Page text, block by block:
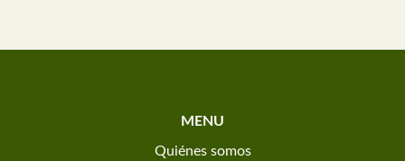
MENU
Quiénes somos